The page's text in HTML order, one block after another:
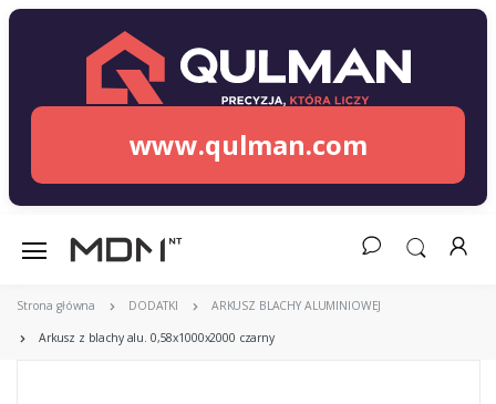
www.qulman.com
Strona główna DODATKI ARKUSZ BLACHY ALUMINIOWEJ
Arkusz z blachy alu. 0,58x1000x2000 czarny